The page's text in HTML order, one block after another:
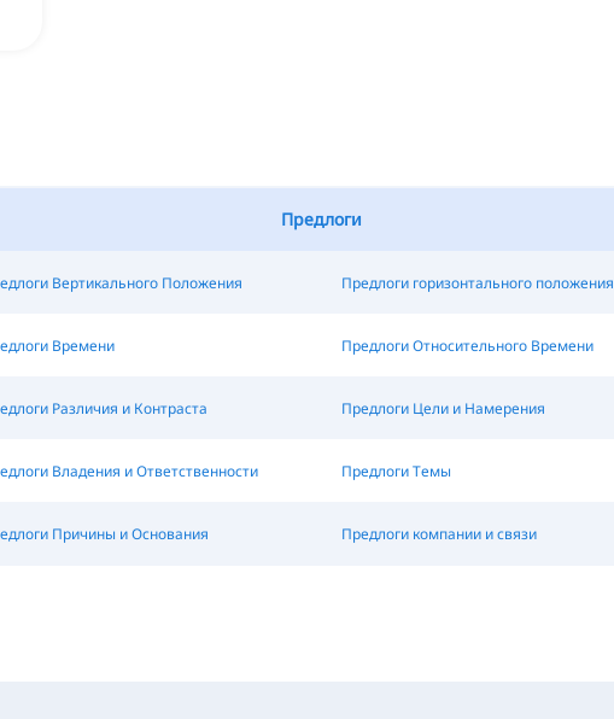
Предлоги
Вертикального Положения Предлоги горизонтального положения
Времени Предлоги Относительного Времени
Различия и Контраста Предлоги Цели и Намерения
Владения и Ответственности Предлоги Темы
Причины и Основания Предлоги компании и связи